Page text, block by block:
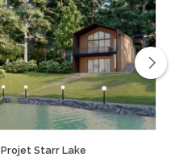
Projet Starr Lake